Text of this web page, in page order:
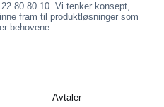
80 80 10. Vi tenker konsept,
fram til produktløsninger som
behovene.
Avtaler